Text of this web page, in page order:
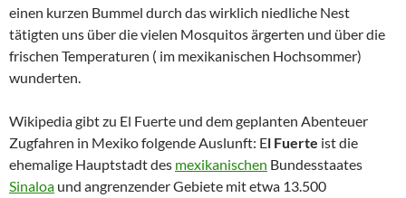
einen kurzen Bummel durch das wirklich niedliche Nest
tätigten uns über die vielen Mosquitos ärgerten und über die
frischen Temperaturen ( im mexikanischen Hochsommer)
wunderten.
Wikipedia gibt zu El Fuerte und dem geplanten Abenteuer
Zugfahren in Mexiko folgende Auslunft: El Fuerte ist die
ehemalige Hauptstadt des mexikanischen Bundesstaates
Sinaloa und angrenzender Gebiete mit etwa 13.500